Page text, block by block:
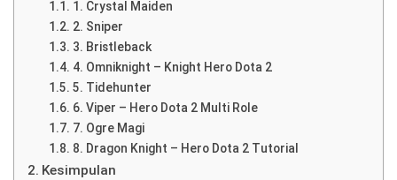
1. Crystal Maiden
2. Sniper
3. Bristleback
4. Omniknight – Knight Hero Dota 2
5. Tidehunter
6. Viper – Hero Dota 2 Multi Role
7. Ogre Magi
8. Dragon Knight – Hero Dota 2 Tutorial
Kesimpulan